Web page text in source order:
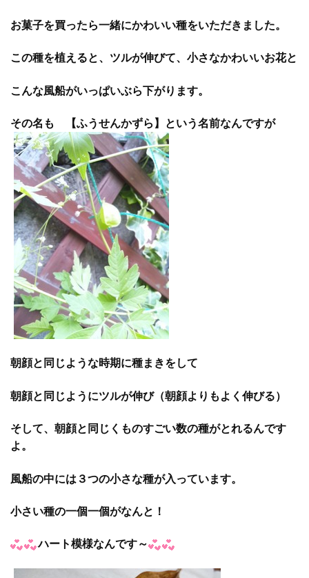
お菓子を買ったら一緒にかわいい種をいただきました。
この種を植えると、ツルが伸びて、小さなかわいいお花と
こんな風船がいっぱいぶら下がります。
その名も 【ふうせんかずら】という名前なんですが
朝顔と同じような時期に種まきをして
朝顔と同じようにツルが伸び（朝顔よりもよく伸びる）
そして、朝顔と同じくものすごい数の種がとれるんです
よ。
風船の中には３つの小さな種が入っています。
小さい種の一個一個がなんと！
ハート模様なんです～